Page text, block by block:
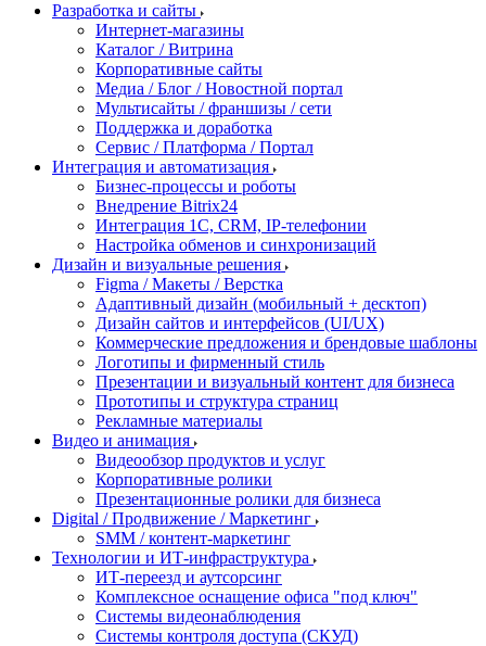
Разработка и сайты
Интернет-магазины
Каталог / Витрина
Корпоративные сайты
Медиа / Блог / Новостной портал
Мультисайты / франшизы / сети
Поддержка и доработка
Сервис / Платформа / Портал
Интеграция и автоматизация
Бизнес-процессы и роботы
Внедрение Bitrix24
Интеграция 1С, CRM, IP-телефонии
Настройка обменов и синхронизаций
Дизайн и визуальные решения
Figma / Макеты / Верстка
Адаптивный дизайн (мобильный + десктоп)
Дизайн сайтов и интерфейсов (UI/UX)
Коммерческие предложения и брендовые шаблоны
Логотипы и фирменный стиль
Презентации и визуальный контент для бизнеса
Прототипы и структура страниц
Рекламные материалы
Видео и анимация
Видеообзор продуктов и услуг
Корпоративные ролики
Презентационные ролики для бизнеса
Digital / Продвижение / Маркетинг
SMM / контент-маркетинг
Технологии и ИТ-инфраструктура
ИТ-переезд и аутсорсинг
Комплексное оснащение офиса "под ключ"
Системы видеонаблюдения
Системы контроля доступа (СКУД)